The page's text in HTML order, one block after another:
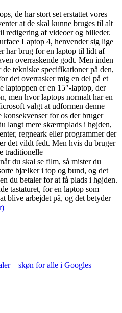
de har stort set erstattet vores
at de skal kunne bruges til alt
redigering af videoer og billeder.
Laptop 4, henvender sig lige
har brug for en laptop til lidt af
overraskende godt. Men inden
tekniske specifikationer på den,
det overrasker mig en del på et
laptoppen er en 15″-laptop, der
men hvor laptops normalt har en
valgt at udformen denne
for os der bruger
langt mere skærmplads i højden,
regneark eller programmer der
det vildt fedt. Men hvis du bruger
traditionelle
du skal se film, så mister du
bjælker i top og bund, og det
du betaler for at få plads i højden.
tastaturet, for en laptop som
blive arbejdet på, og det betyder
– skøn for alle i Googles